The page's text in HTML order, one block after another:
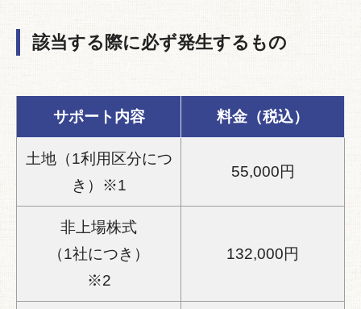
該当する際に必ず発生するもの
サポート内容 料金（税込）
土地（1利用区分につ
き）※1
55,000円
非上場株式
（1社につき）
※2
132,000円